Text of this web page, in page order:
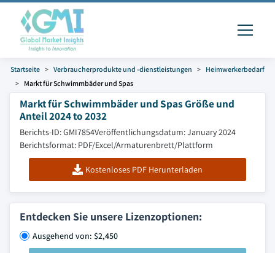
Startseite Verbraucherprodukte und -dienstleistungen
Heimwerkerbedarf
Markt für Schwimmbäder und Spas
Markt für Schwimmbäder und Spas Größe und
Anteil 2024 to 2032
Berichts-ID: GMI7854Veröffentlichungsdatum: January 2024
Berichtsformat: PDF/Excel/Armaturenbrett/Plattform
Kostenloses PDF Herunterladen
Entdecken Sie unsere Lizenzoptionen:
Ausgehend von: $2,450